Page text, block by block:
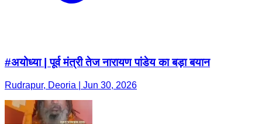
#अयोध्या | पूर्व मंत्री तेज नारायण पांडेय का बड़ा बयान
Rudrapur, Deoria | Jun 30, 2026